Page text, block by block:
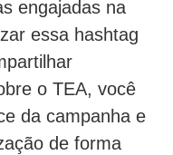
engajadas na
essa hashtag
o TEA, você
da campanha e
de forma